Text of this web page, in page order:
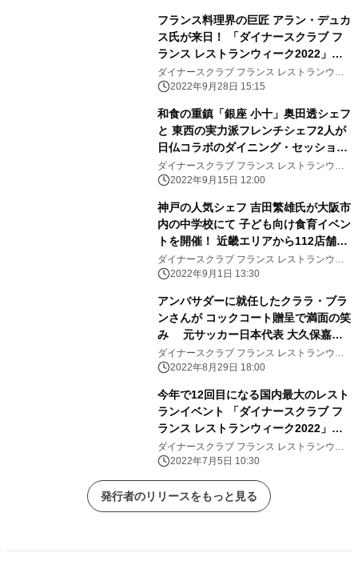
フランス料理界の巨匠 アラン・デュカ
ス氏が来日！ 「ダイナースクラブ フ
ランス レストランウィーク2022」
「グローバル美食パネルトークショー
～未来の料理を考える～」を開催！
ダイナースクラブ フランス レストランウィ
ーク2022事務局
2022年9月28日 15:15
和食の重鎮「銀座 小十」奥田透シェフ
と 東西の実力派フレンチシェフ2人が
日仏コラボのダイニング・セッショ
ン 一夜限りの「エクスプレッション
ディナー」に、 フローラン・ダバディ
氏もうっとり！
ダイナースクラブ フランス レストランウィ
ーク2022事務局
2022年9月15日 12:00
神戸の人気シェフ 吉田繁雄氏が大阪市
内の中学校にて 子ども向け食育イベン
トを開催！ 近畿エリアから112店舗が
参加する 「ダイナースクラブ フラン
ス レストランウィーク2022」
ダイナースクラブ フランス レストランウィ
ーク2022事務局
2022年9月1日 13:30
アンバサダーに就任したクララ・ブラ
ンさんが コックコート贈呈で満面の笑
み 元サッカー日本代表 大久保嘉人
さんがスペシャルトークに参加！ 「ダ
イナースクラブ フランス レストラン
ウィーク2022」、 8月30日(火)から予
約開始
ダイナースクラブ フランス レストランウィ
ーク2022事務局
2022年8月29日 18:00
今年で12回目になる国内最大のレスト
ランイベント 「ダイナースクラブ フ
ランス レストランウィーク2022」に
全国から約500店が参加！フォーカス
シェフ16名が選出される
ダイナースクラブ フランス レストランウィ
ーク2022事務局
2022年7月5日 10:30
発行者のリリースをもっと見る